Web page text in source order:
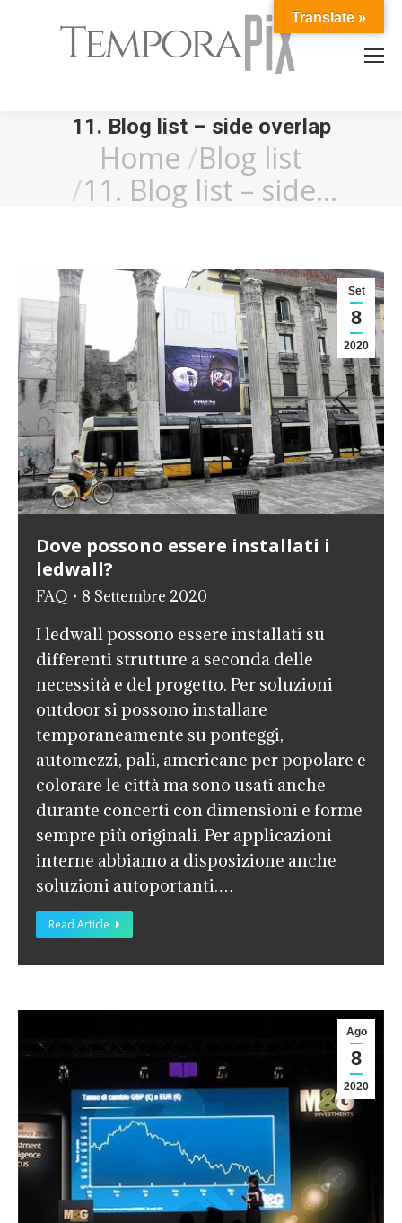
11. Blog list – side overlap
You are here:Home Blog list
11. Blog list – side…
Set
8
2020
Dove possono essere installati i
ledwall?
FAQ 8 Settembre 2020
I ledwall possono essere installati su
differenti strutture a seconda delle
necessità e del progetto. Per soluzioni
outdoor si possono installare
temporaneamente su ponteggi,
automezzi, pali, americane per popolare e
colorare le città ma sono usati anche
durante concerti con dimensioni e forme
sempre più originali. Per applicazioni
interne abbiamo a disposizione anche
soluzioni autoportanti.…
Read Article
Ago
8
2020
Translate »